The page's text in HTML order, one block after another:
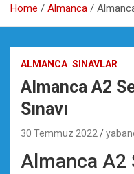
Home Almanca
ALMANCA SINAVLAR
Almanca A2
Sınavı
30 Temmuz 2022
Almanca A2